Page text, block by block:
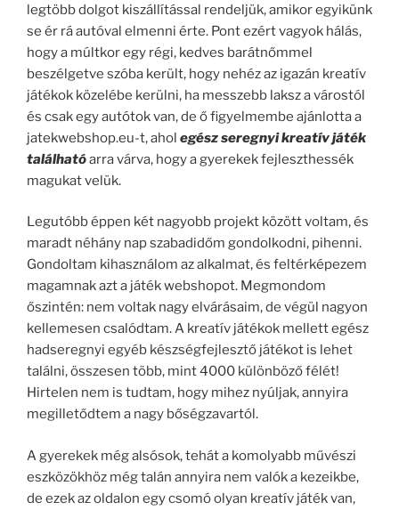
legtöbb dolgot kiszállítással rendeljük, amikor egyikünk
se ér rá autóval elmenni érte. Pont ezért vagyok hálás,
hogy a múltkor egy régi, kedves barátnőmmel
beszélgetve szóba került, hogy nehéz az igazán kreatív
játékok közelébe kerülni, ha messzebb laksz a várostól
és csak egy autótok van, de ő figyelmembe ajánlotta a
jatekwebshop.eu-t, ahol egész seregnyi kreatív játék
találhatóarra várva, hogy a gyerekek fejleszthessék
magukat velük.
Legutóbb éppen két nagyobb projekt között voltam, és
maradt néhány nap szabadidőm gondolkodni, pihenni.
Gondoltam kihasználom az alkalmat, és feltérképezem
magamnak azt a játék webshopot. Megmondom
őszintén: nem voltak nagy elvárásaim, de végül nagyon
kellemesen csalódtam. A kreatív játékok mellett egész
hadseregnyi egyéb készségfejlesztő játékot is lehet
találni, összesen több, mint 4000 különböző félét!
Hirtelen nem is tudtam, hogy mihez nyúljak, annyira
megilletődtem a nagy bőségzavartól.
A gyerekek még alsósok, tehát a komolyabb művészi
eszközökhöz még talán annyira nem valók a kezeikbe,
de ezek az oldalon egy csomó olyan kreatív játék van,